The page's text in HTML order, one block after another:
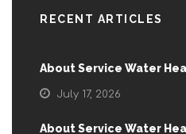
RECENT ARTICLES
About Service Water
July 17, 2026
About Service Water